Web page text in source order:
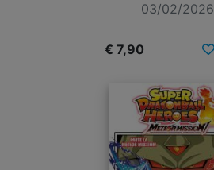
03/02/2026
€ 7,90